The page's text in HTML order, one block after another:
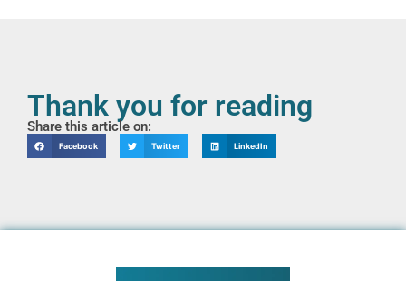
Thank you for reading
Share this article on:
Facebook Twitter LinkedIn